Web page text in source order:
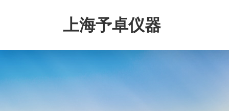
上海予卓仪器